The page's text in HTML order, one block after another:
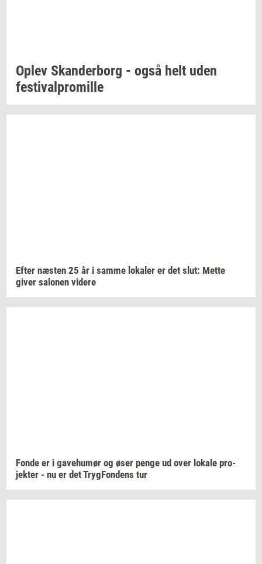
Oplev Skan­der­borg - også helt uden
festi­val­pro­mil­le
Efter næ­sten 25 år i samme lo­ka­ler er det slut: Mette
giver sa­lo­nen vi­de­re
Fonde er i ga­ve­hu­mør og øser penge ud over lo­ka­le pro­
jek­ter - nu er detTryg­Fon­dens tur